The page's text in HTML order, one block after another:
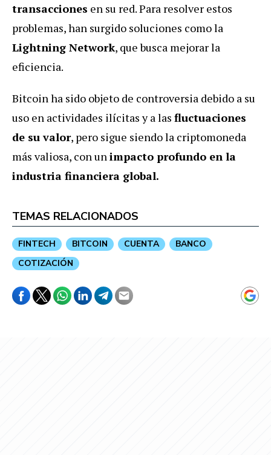
transacciones en su red. Para resolver estos
problemas, han surgido soluciones como la
Lightning Network, que busca mejorar la
eficiencia.
Bitcoin ha sido objeto de controversia debido a su
uso en actividades ilícitas y a las fluctuaciones
de su valor, pero sigue siendo la criptomoneda
más valiosa, con unimpacto profundo en la
industria financiera global.
TEMAS RELACIONADOS
FINTECH BITCOIN CUENTA
BANCO
COTIZACIÓN